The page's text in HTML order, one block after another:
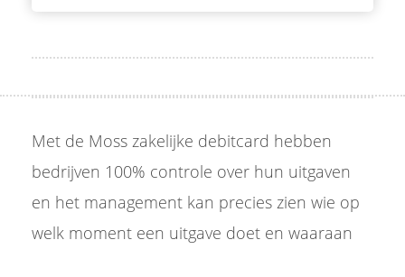
Met de Moss zakelijke debitcard hebben
bedrijven 100% controle over hun uitgaven
en het management kan precies zien wie op
welk moment een uitgave doet en waaraan